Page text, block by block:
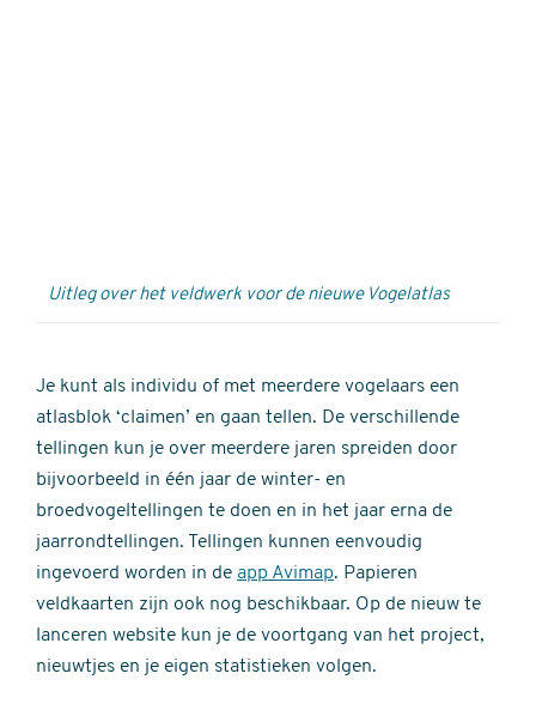
Uitleg over het veldwerk voor de nieuwe Vogelatlas
Je kunt als individu of met meerdere vogelaars een
atlasblok ‘claimen’ en gaan tellen. De verschillende
tellingen kun je over meerdere jaren spreiden door
bijvoorbeeld in één jaar de winter- en
broedvogeltellingen te doen en in het jaar erna de
jaarrondtellingen. Tellingen kunnen eenvoudig
ingevoerd worden in de app Avimap. Papieren
veldkaarten zijn ook nog beschikbaar. Op de nieuw te
lanceren website kun je de voortgang van het project,
nieuwtjes en je eigen statistieken volgen.